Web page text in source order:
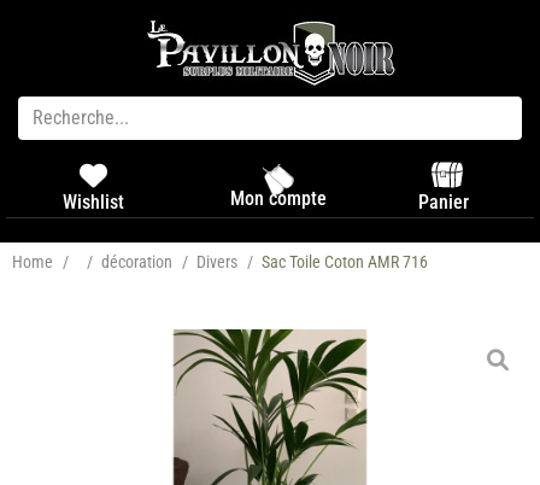
Wishlist Mon compte Panier
Home / / décoration / Divers / Sac Toile Coton AMR 716